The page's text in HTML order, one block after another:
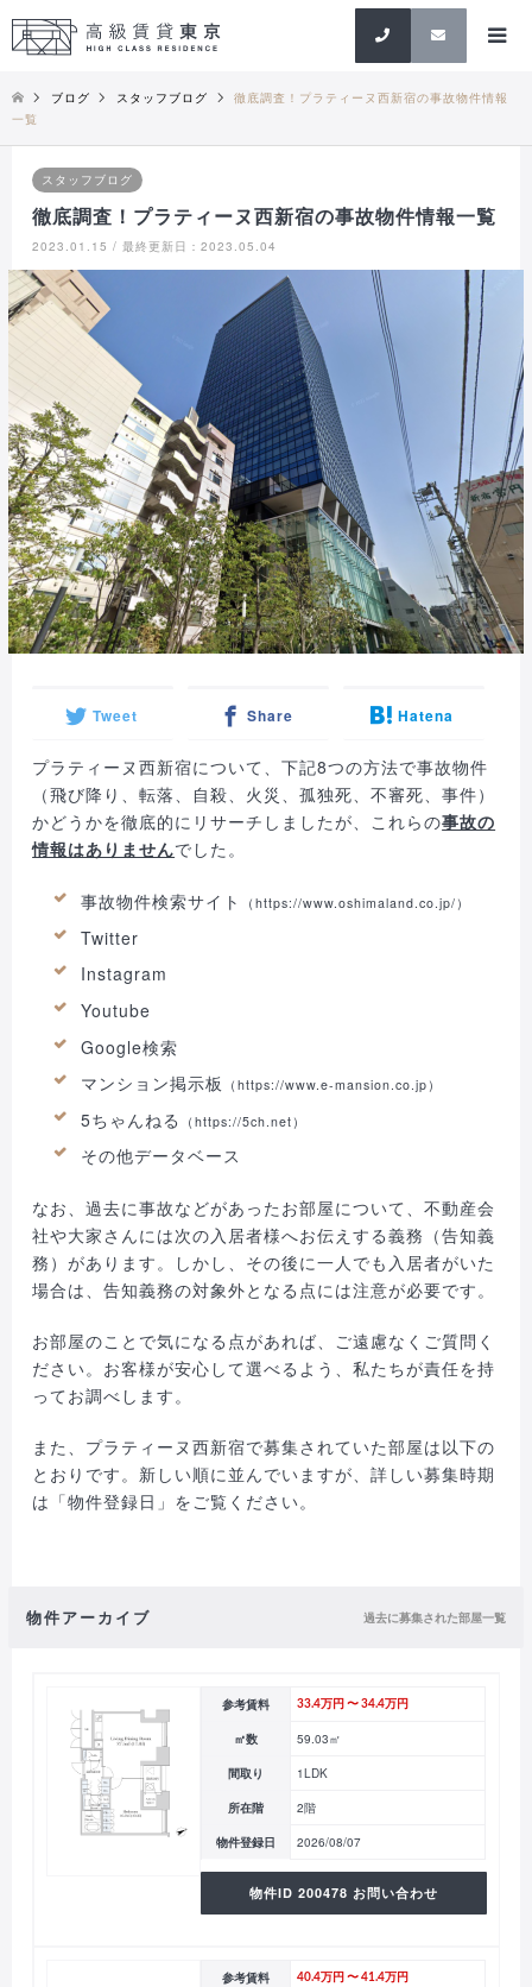
検索
ブログ スタッフブログ
徹底調査！プラティーヌ西新宿の事故物件情報
一覧
スタッフブログ
徹底調査！プラティーヌ西新宿の事故物件情報一覧
2023.01.15 / 最終更新日：2023.05.04
Tweet Share Hatena
プラティーヌ西新宿について、下記8つの方法で事故物件
（飛び降り、転落、自殺、火災、孤独死、不審死、事件）
かどうかを徹底的にリサーチしましたが、これらの事故の
情報はありませんでした。
事故物件検索サイト （https://www.oshimaland.co.jp/ ）
Twitter
Instagram
Youtube
Google検索
マンション掲示板
（https://www.e-mansion.co.jp）
5ちゃんねる （https://5ch.net）
その他データベース
なお、過去に事故などがあったお部屋について、不動産会
社や大家さんには次の入居者様へお伝えする義務（告知義
務）があります。しかし、その後に一人でも入居者がいた
場合は、告知義務の対象外となる点には注意が必要です。
お部屋のことで気になる点があれば、ご遠慮なくご質問く
ださい。お客様が安心して選べるよう、私たちが責任を持
ってお調べします。
また、プラティーヌ西新宿で募集されていた部屋は以下の
とおりです。新しい順に並んでいますが、詳しい募集時期
は「物件登録日」をご覧ください。
物件アーカイブ 過去に募集された部屋一覧
参考賃料 33.4万円 〜 34.4万円
㎡数 59.03㎡
間取り 1LDK
所在階 2階
物件登録日 2026/08/07
物件ID 200478 お問い合わせ
参考賃料 40.4万円 〜 41.4万円